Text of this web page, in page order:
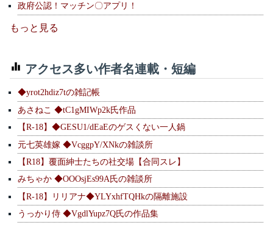
政府公認！マッチン〇アプリ！
もっと見る
アクセス多い作者名連載・短編
◆yrot2hdiz7tの雑記帳
あさねこ ◆tC1gMIWp2k氏作品
【R-18】◆GESU1/dEaEのゲスくない一人鍋
元七英雄嫁 ◆VcggpY/XNkの雑談所
【R18】覆面紳士たちの社交場【合同スレ】
みちゃか ◆OOOsjEs99A氏の雑談所
【R-18】リリアナ◆YLYxhfTQHkの隔離施設
うっかり侍 ◆VgdlYupz7Q氏の作品集